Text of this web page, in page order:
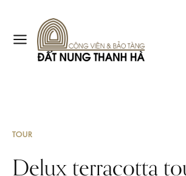
TOUR
Delux terracotta